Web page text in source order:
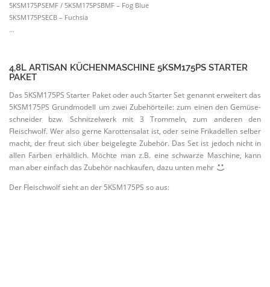
5KSM175PSEMF / 5KSM175PSBMF – Fog Blue
5KSM175PSECB – Fuchsia
…
4,8L ARTISAN KÜCHEN­MA­SCHINE 5KSM175PS STARTER
PAKET
Das 5KSM175PS Starter Paket oder auch Starter Set genannt erweitert das
5KSM175PS Grund­modell um zwei Zubehör­teile: zum einen den Gemüse­
schneider bzw. Schnit­zelwerk mit 3 Trommeln, zum anderen den
Fleischwolf. Wer also gerne Karot­ten­salat ist, oder seine Frika­dellen selber
macht, der freut sich über beigelegte Zubehör. Das Set ist jedoch nicht in
allen Farben erhältlich. Möchte man z.B. eine schwarze Maschine, kann
man aber einfach das Zubehör nachkaufen, dazu unten mehr
Der Fleischwolf sieht an der 5KSM175PS so aus: